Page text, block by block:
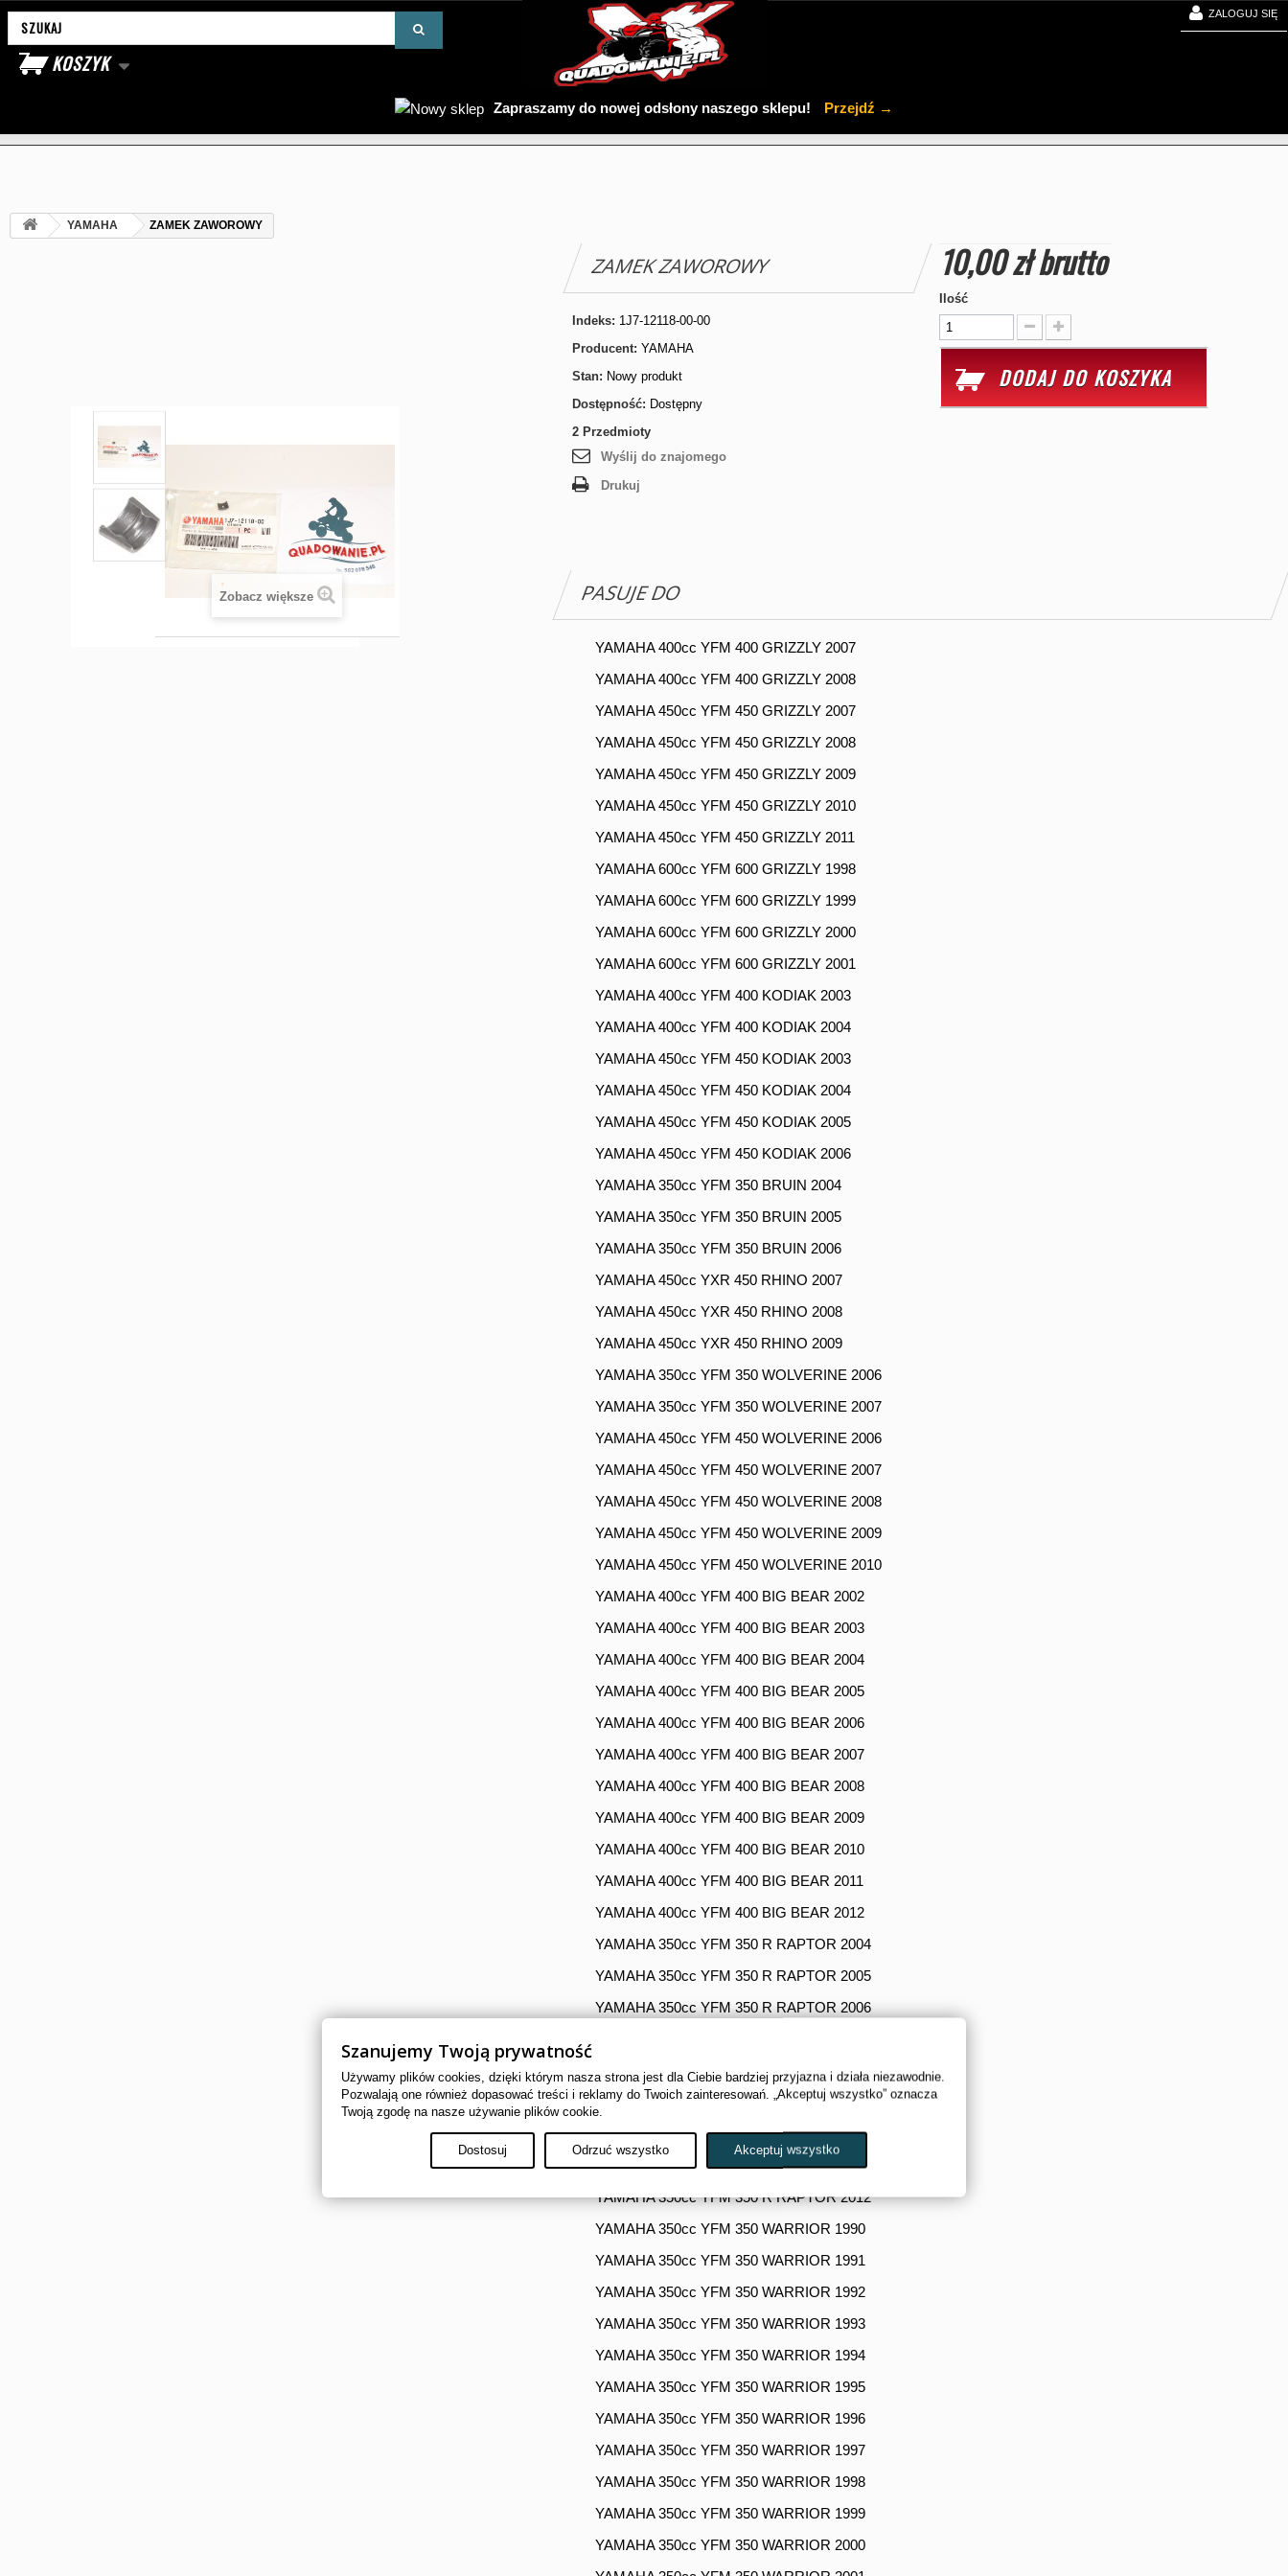
ZALOGUJ SIĘ
Zapraszamy do nowej odsłony naszego sklepu! Przejdź →
KOSZYK
Wyszukaj produkt
YAMAHA ZAMEK ZAWOROWY
Zobacz większe
ZAMEK ZAWOROWY
Indeks: 1J7-12118-00-00
Producent: YAMAHA
Stan: Nowy produkt
Dostępność: Dostępny
2 Przedmioty
Wyślij do znajomego
Drukuj
10,00 złbrutto
Ilość
DODAJ DO KOSZYKA
PASUJE DO
YAMAHA 400cc YFM 400 GRIZZLY 2007
YAMAHA 400cc YFM 400 GRIZZLY 2008
YAMAHA 450cc YFM 450 GRIZZLY 2007
YAMAHA 450cc YFM 450 GRIZZLY 2008
YAMAHA 450cc YFM 450 GRIZZLY 2009
YAMAHA 450cc YFM 450 GRIZZLY 2010
YAMAHA 450cc YFM 450 GRIZZLY 2011
YAMAHA 600cc YFM 600 GRIZZLY 1998
YAMAHA 600cc YFM 600 GRIZZLY 1999
YAMAHA 600cc YFM 600 GRIZZLY 2000
YAMAHA 600cc YFM 600 GRIZZLY 2001
YAMAHA 400cc YFM 400 KODIAK 2003
YAMAHA 400cc YFM 400 KODIAK 2004
YAMAHA 450cc YFM 450 KODIAK 2003
YAMAHA 450cc YFM 450 KODIAK 2004
YAMAHA 450cc YFM 450 KODIAK 2005
YAMAHA 450cc YFM 450 KODIAK 2006
YAMAHA 350cc YFM 350 BRUIN 2004
YAMAHA 350cc YFM 350 BRUIN 2005
YAMAHA 350cc YFM 350 BRUIN 2006
YAMAHA 450cc YXR 450 RHINO 2007
YAMAHA 450cc YXR 450 RHINO 2008
YAMAHA 450cc YXR 450 RHINO 2009
YAMAHA 350cc YFM 350 WOLVERINE 2006
YAMAHA 350cc YFM 350 WOLVERINE 2007
YAMAHA 450cc YFM 450 WOLVERINE 2006
YAMAHA 450cc YFM 450 WOLVERINE 2007
YAMAHA 450cc YFM 450 WOLVERINE 2008
YAMAHA 450cc YFM 450 WOLVERINE 2009
YAMAHA 450cc YFM 450 WOLVERINE 2010
YAMAHA 400cc YFM 400 BIG BEAR 2002
YAMAHA 400cc YFM 400 BIG BEAR 2003
YAMAHA 400cc YFM 400 BIG BEAR 2004
YAMAHA 400cc YFM 400 BIG BEAR 2005
YAMAHA 400cc YFM 400 BIG BEAR 2006
YAMAHA 400cc YFM 400 BIG BEAR 2007
YAMAHA 400cc YFM 400 BIG BEAR 2008
YAMAHA 400cc YFM 400 BIG BEAR 2009
YAMAHA 400cc YFM 400 BIG BEAR 2010
YAMAHA 400cc YFM 400 BIG BEAR 2011
YAMAHA 400cc YFM 400 BIG BEAR 2012
YAMAHA 350cc YFM 350 R RAPTOR 2004
YAMAHA 350cc YFM 350 R RAPTOR 2005
YAMAHA 350cc YFM 350 R RAPTOR 2006
YAMAHA 350cc YFM 350 R RAPTOR 2008
YAMAHA 350cc YFM 350 R RAPTOR 2009
YAMAHA 350cc YFM 350 R RAPTOR 2010
YAMAHA 350cc YFM 350 R RAPTOR 2011
YAMAHA 350cc YFM 350 R RAPTOR 2012
YAMAHA 350cc YFM 350 WARRIOR 1990
YAMAHA 350cc YFM 350 WARRIOR 1991
YAMAHA 350cc YFM 350 WARRIOR 1992
YAMAHA 350cc YFM 350 WARRIOR 1993
YAMAHA 350cc YFM 350 WARRIOR 1994
YAMAHA 350cc YFM 350 WARRIOR 1995
YAMAHA 350cc YFM 350 WARRIOR 1996
YAMAHA 350cc YFM 350 WARRIOR 1997
YAMAHA 350cc YFM 350 WARRIOR 1998
YAMAHA 350cc YFM 350 WARRIOR 1999
YAMAHA 350cc YFM 350 WARRIOR 2000
Szanujemy Twoją prywatność
Używamy plików cookies, dzięki którym nasza strona jest dla Ciebie bardziej przyjazna i działa niezawodnie.
Pozwalają one również dopasować treści i reklamy do Twoich zainteresowań. „Akceptuj wszystko” oznacza
Twoją zgodę na nasze używanie plików cookie.
Dostosuj Odrzuć wszystko Akceptuj wszystko